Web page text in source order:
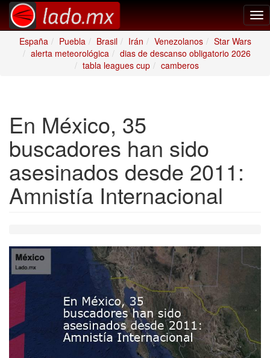
España
Puebla Brasil Irán Venezolanos
Star Wars
alerta meteorológica
dias de descanso obligatorio 2026
tabla leagues cup
camberos
En México, 35
buscadores han sido
asesinados desde 2011:
Amnistía Internacional